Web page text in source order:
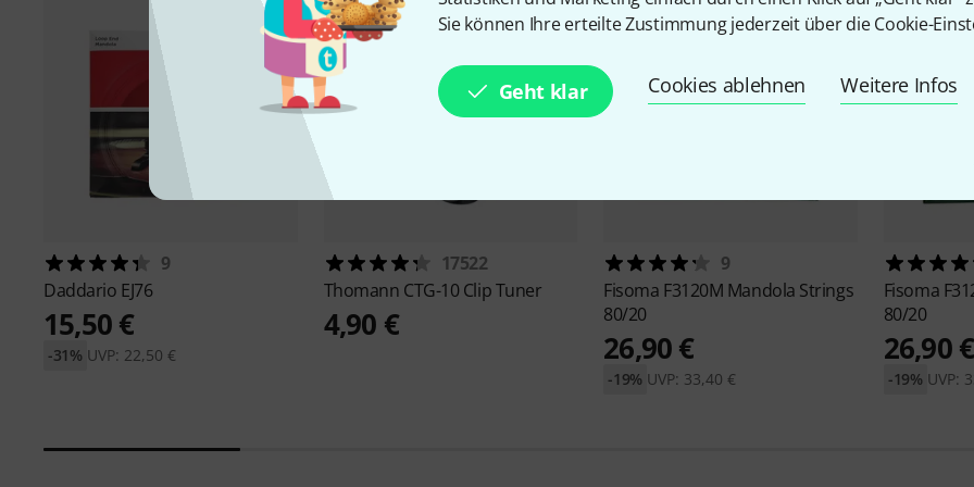
Sie können Ihre erteilte Zustimmung jederzeit über die Cookie-
Geht klar Cookies ablehnen Weitere Infos
9
Daddario EJ76
15,50 €
UVP: 22,50 €
-31%
17522
Thomann CTG-10 Clip Tuner
4,90 €
9
Fisoma F3120M Mandola Strings
80/20
26,90 €
UVP: 33,40 €
-19%
Fisoma
80/20
26,90 €
UVP:
-19%